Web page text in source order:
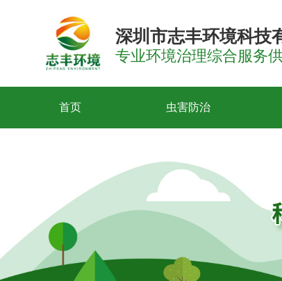
深圳市志丰环境科技
专业环境治理综合服务
首页 虫害防治
鼠